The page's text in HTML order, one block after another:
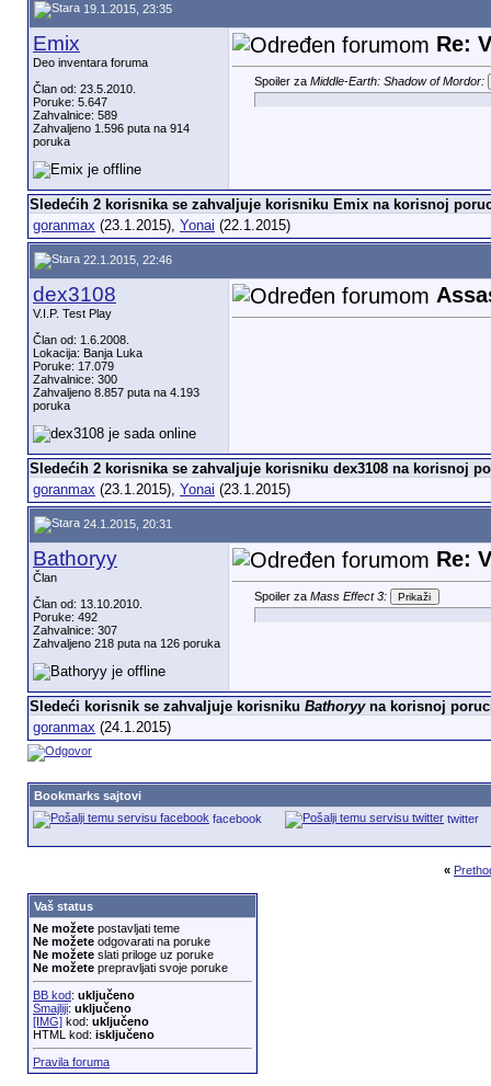
19.1.2015, 23:35
Emix
Deo inventara foruma
Član od: 23.5.2010.
Poruke: 5.647
Zahvalnice: 589
Zahvaljeno 1.596 puta na 914
poruka
Re:
Spoiler za Middle-Earth: Shadow of Mordor:
Sledećih 2 korisnika se zahvaljuje korisniku Emix na korisnoj
goranmax (23.1.2015), Yonai (22.1.2015)
22.1.2015, 22:46
dex3108
V.I.P. Test Play
Član od: 1.6.2008.
Lokacija: Banja Luka
Poruke: 17.079
Zahvalnice: 300
Zahvaljeno 8.857 puta na 4.193
poruka
Sledećih 2 korisnika se zahvaljuje korisniku dex3108 na korisnoj
goranmax (23.1.2015), Yonai (23.1.2015)
24.1.2015, 20:31
Bathoryy
Član
Član od: 13.10.2010.
Poruke: 492
Zahvalnice: 307
Zahvaljeno 218 puta na 126 poruka
Re:
Spoiler za Mass Effect 3:
Sledeći korisnik se zahvaljuje korisniku Bathoryyna korisnoj
goranmax (24.1.2015)
Bookmarks sajtovi
facebook
twitter
«
Vaš status
Ne možetepostavljati teme
Ne možeteodgovarati na poruke
Ne možeteslati priloge uz poruke
Ne možeteprepravljati svoje poruke
BB kod: uključeno
Smajliji: uključeno
[IMG]kod: uključeno
HTML kod: isključeno
Pravila foruma